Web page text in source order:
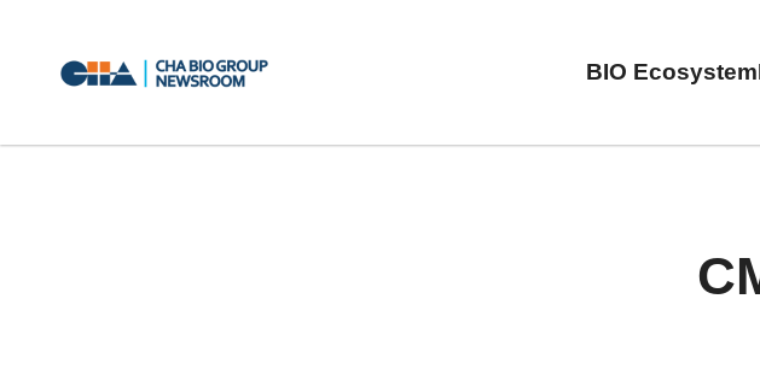
BIO Ecosystem